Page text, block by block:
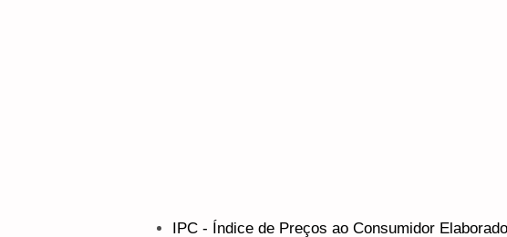
IPC - Índice de Preços ao Consumidor